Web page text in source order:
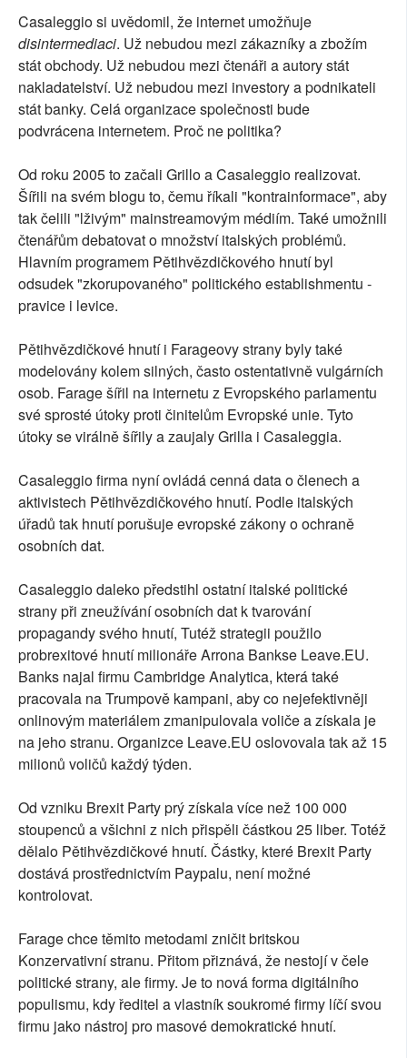
Casaleggio si uvědomil, že internet umožňuje
disintermediaci. Už nebudou mezi zákazníky a zbožím
stát obchody. Už nebudou mezi čtenáři a autory stát
nakladatelství. Už nebudou mezi investory a podnikateli
stát banky. Celá organizace společnosti bude
podvrácena internetem. Proč ne politika?
Od roku 2005 to začali Grillo a Casaleggio realizovat.
Šířili na svém blogu to, čemu říkali "kontrainformace", aby
tak čelili "lživým" mainstreamovým médiím. Také umožnili
čtenářům debatovat o množství italských problémů.
Hlavním programem Pětihvězdičkového hnutí byl
odsudek "zkorupovaného" politického establishmentu -
pravice i levice.
Pětihvězdičkové hnutí i Farageovy strany byly také
modelovány kolem silných, často ostentativně vulgárních
osob. Farage šířil na internetu z Evropského parlamentu
své sprosté útoky proti činitelům Evropské unie. Tyto
útoky se virálně šířily a zaujaly Grilla i Casaleggia.
Casaleggio firma nyní ovládá cenná data o členech a
aktivistech Pětihvězdičkového hnutí. Podle italských
úřadů tak hnutí porušuje evropské zákony o ochraně
osobních dat.
Casaleggio daleko předstihl ostatní italské politické
strany při zneužívání osobních dat k tvarování
propagandy svého hnutí, Tutéž strategii použilo
probrexitové hnutí milionáře Arrona Bankse Leave.EU.
Banks najal firmu Cambridge Analytica, která také
pracovala na Trumpově kampani, aby co nejefektivněji
onlinovým materiálem zmanipulovala voliče a získala je
na jeho stranu. Organizce Leave.EU oslovovala tak až 15
milionů voličů každý týden.
Od vzniku Brexit Party prý získala více než 100 000
stoupenců a všichni z nich přispěli částkou 25 liber. Totéž
dělalo Pětihvězdičkové hnutí. Částky, které Brexit Party
dostává prostřednictvím Paypalu, není možné
kontrolovat.
Farage chce těmito metodami zničit britskou
Konzervativní stranu. Přitom přiznává, že nestojí v čele
politické strany, ale firmy. Je to nová forma digitálního
populismu, kdy ředitel a vlastník soukromé firmy líčí svou
firmu jako nástroj pro masové demokratické hnutí.